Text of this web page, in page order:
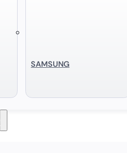
SAMSUNG